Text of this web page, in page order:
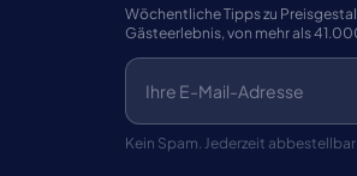
Wöchentliche Tipps zu
Gästeerlebnis, von mehr als
Kein Spam. Jederzeit abbestellbar.